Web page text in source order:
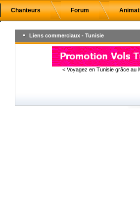
Chanteurs Forum
Liens commerciaux - Tunisie
< Voyagez en Tunisie grâce au